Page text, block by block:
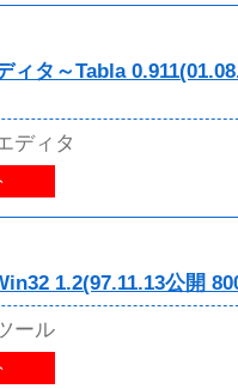
ィタ～Tabla
ディタ
1.2(97.11.13公開
ール